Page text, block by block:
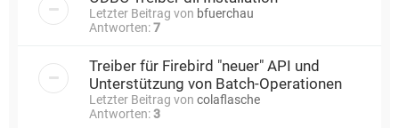
Letzter Beitrag von bfuerchau
Antworten:7
Treiber für Firebird "neuer" API und
Unterstützung von Batch-Operationen
Letzter Beitrag von colaflasche
Antworten:3